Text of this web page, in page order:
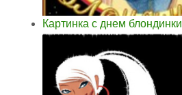
Картинка с днем блондинки